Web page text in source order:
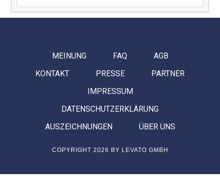
MEINUNG FAQ
AGB
KONTAKT
PRESSE
PARTNER
IMPRESSUM
DATENSCHUTZERKLÄRUNG
AUSZEICHNUNGEN
ÜBER UNS
COPYRIGHT 2026 BY LEVATO GMBH